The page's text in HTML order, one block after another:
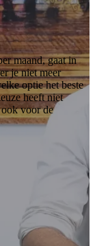
maand, gaat in
je niet meer
optie het beste
heeft niet
voor de